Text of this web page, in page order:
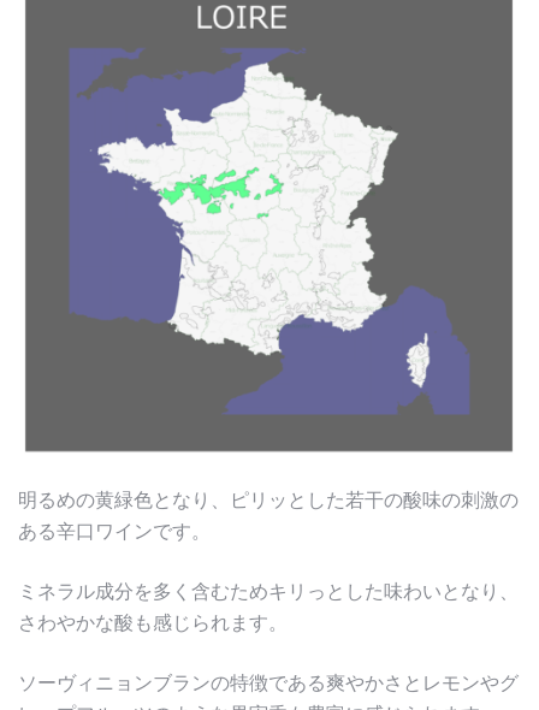
明るめの黄緑色となり、ピリッとした若干の酸味の刺激の
ある辛口ワインです。
ミネラル成分を多く含むためキリっとした味わいとなり、
さわやかな酸も感じられます。
ソーヴィニョンブランの特徴である爽やかさとレモンやグ